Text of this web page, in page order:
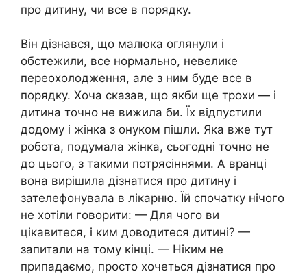
про дитину, чи все в порядку.
Він дізнався, що малюка оглянули і
обстежили, все нормально, невелике
переохолодження, але з ним буде все в
порядку. Хоча сказав, що якби ще трохи — і
дитина точно не вижила би. Їх відпустили
додому і жінка з онуком пішли. Яка вже тут
робота, подумала жінка, сьогодні точно не
до цього, з такими потрясіннями. А вранці
вона вирішила дізнатися про дитину і
зателефонувала в лікарню. Їй спочатку нічого
не хотіли говорити: — Для чого ви
цікавитеся, і ким доводитеся дитині? —
запитали на тому кінці. — Ніким не
припадаємо, просто хочеться дізнатися про